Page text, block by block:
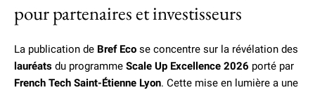
pour partenaires et investisseurs
La publication de Bref Eco se concentre sur la révélation des
lauréats du programme Scale Up Excellence 2026 porté par
French Tech Saint-Étienne Lyon. Cette mise en lumière a une